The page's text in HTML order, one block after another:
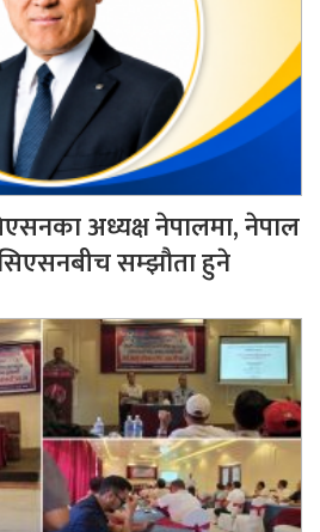
अध्यक्ष नेपालमा, नेपाल
सम्झौता हुने